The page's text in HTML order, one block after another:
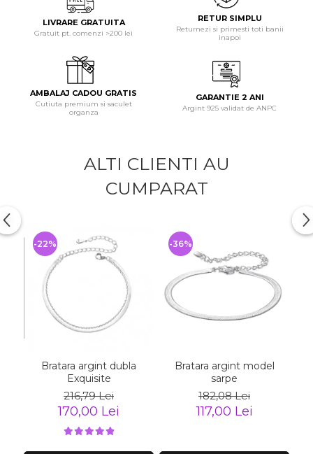
LIVRARE GRATUITA
Gratuit pt. comenzi >200 lei
RETUR SIMPLU
Returnezi si primesti toti banii
inapoi
AMBALAJ CADOU GRATIS
Cutiuta premium si saculet
organza
GARANTIE 2 ANI
Argint 925 validat de ANPC
ALTI CLIENTI AU
CUMPARAT
Bratara argint dubla
Exquisite
216,79 Lei
170,00 Lei
-22%
Bratara argint model
sarpe
182,08 Lei
117,00 Lei
-36%